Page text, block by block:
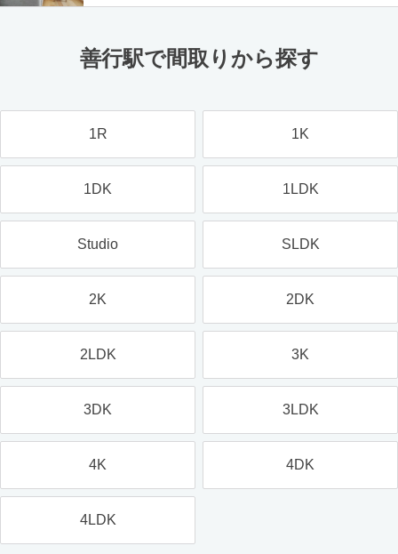
善行駅で間取りから探す
1R 1K
1DK 1LDK
Studio SLDK
2K 2DK
2LDK 3K
3DK 3LDK
4K 4DK
4LDK